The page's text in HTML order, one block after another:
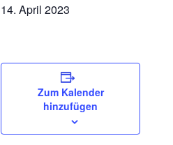
14. April 2023
Zum Kalender
hinzufügen